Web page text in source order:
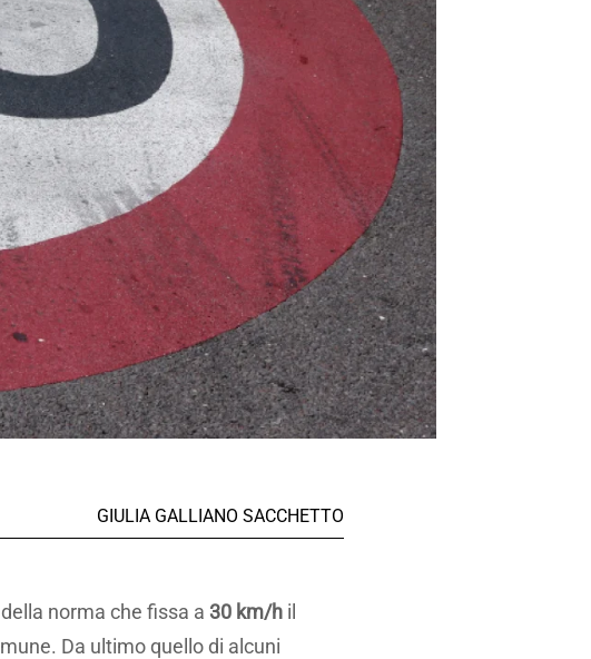
GIULIA GALLIANO SACCHETTO
norma che fissa a 30 km/h il
Da ultimo quello di alcuni